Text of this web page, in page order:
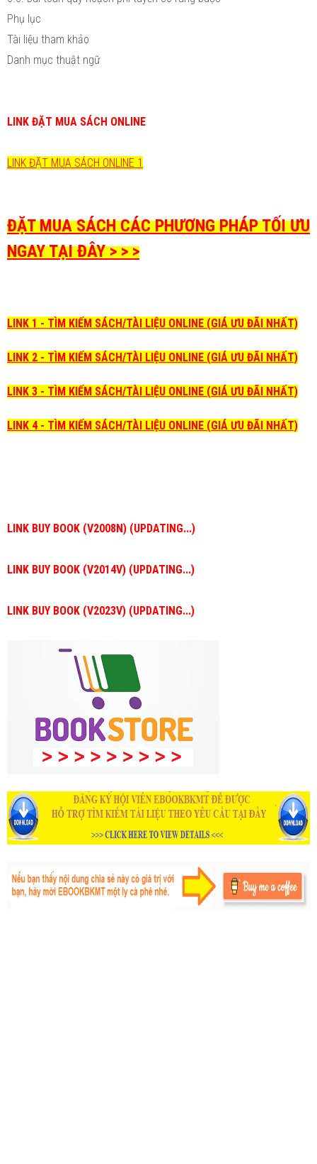
Phụ lục
Tài liệu tham khảo
Danh mục thuật ngữ
LINK ĐẶT MUA SÁCH ONLINE
LINK ĐẶT MUA SÁCH ONLINE 1
ĐẶT MUA SÁCH CÁC PHƯƠNG PHÁP TỐI ƯU
NGAY TẠI ĐÂY > > >
LINK 1 - TÌM KIẾM SÁCH/TÀI LIỆU ONLINE (GIÁ ƯU ĐÃI NHẤT)
LINK 2 - TÌM KIẾM SÁCH/TÀI LIỆU ONLINE (GIÁ ƯU ĐÃI NHẤT)
LINK 3 - TÌM KIẾM SÁCH/TÀI LIỆU ONLINE (GIÁ ƯU ĐÃI NHẤT)
LINK 4 - TÌM KIẾM SÁCH/TÀI LIỆU ONLINE (GIÁ ƯU ĐÃI NHẤT)
LINK BUY BOOK (V2008N) (UPDATING...)
LINK BUY BOOK (V2014V) (UPDATING...)
LINK BUY BOOK (V2023V) (UPDATING...)